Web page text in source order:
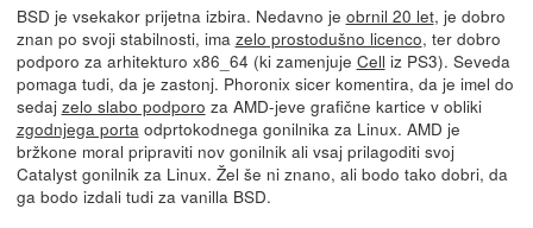
BSD je vsekakor prijetna izbira. Nedavno je obrnil 20 let, je dobro
znan po svoji stabilnosti, ima zelo prostodušno licenco, ter dobro
podporo za arhitekturo x86_64 (ki zamenjuje Cell iz PS3). Seveda
pomaga tudi, da je zastonj. Phoronix sicer komentira, da je imel do
sedaj zelo slabo podporo za AMD-jeve grafične kartice v obliki
zgodnjega portaodprtokodnega gonilnika za Linux. AMD je
bržkone moral pripraviti nov gonilnik ali vsaj prilagoditi svoj
Catalyst gonilnik za Linux. Žel še ni znano, ali bodo tako dobri, da
ga bodo izdali tudi za vanilla BSD.